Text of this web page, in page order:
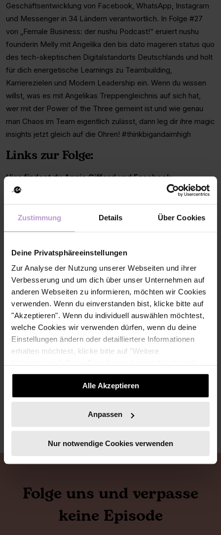
Zustimmung Details Über Cookies
Deine Privatsphäreeinstellungen
Zur Analyse der Nutzung unserer Webseiten und ihrer
Verbesserung und um dich über unser Unternehmen auf
anderen Webseiten zu informieren, möchten wir Cookies
verwenden. Wenn du einverstanden bist, klicke bitte auf
"Akzeptieren". Wenn du individuell auswählen möchtest,
welche Cookies wir verwenden dürfen, wenn du deine
Einstellungen ändern oder detailliertere Informationen
erhalten möchtest, klicke bitte auf "Weitere
widerrufen.
Alle Akzeptieren
Anpassen
Nur notwendige Cookies verwenden
Geschäftsentwicklung von Facebook, WhatsApp, Instagram
und Messenger in 34 Ländern verantwortlich. In Folge #27
von „Female Business: der nushu Podcast!“ eruiert nushu
founderin Melly mit Angelika den bis dato mageren status quo
des tech-skeptischen Digitalstandorts Deutschlands und holt
für dich energetische Learnings zu Teambuilding,
Karrierezielen und Modern Leadership ein. Wenn du wissen
willst, was es mit Angelikas Treppengleichnis auf sich hat,
wer mit der Power of the Three gemeint ist und wie genau
man Chaos im Team eigentlich zulässt, dann leg dir ihre magic
insights jetzt gleich auf die Ohren! #thinkbigandaimhigh
Links zur Folge:
Hier findest du Angie Gifford und Facebook:
https://www.linkedin.com/in/angelika-angie-gifford-
uns eine 5-Sterne-Bewertung oder eine Rezension da
Verbesserungsvorschläge bitte anpodcast@teamnushu.de
Danke!
NUSHU REDAKTION
Folge uns und verpasse
keine Episode